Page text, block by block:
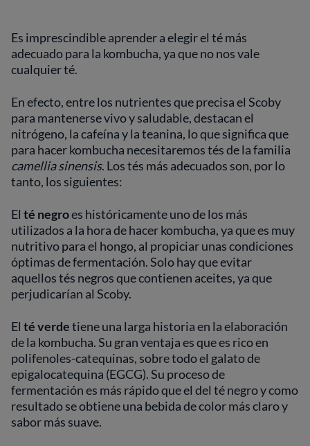
Es imprescindible aprender a elegir el té más
adecuado para la kombucha, ya que no nos vale
cualquier té.
En efecto, entre los nutrientes que precisa el Scoby
para mantenerse vivo y saludable, destacan el
nitrógeno, la cafeína y la teanina, lo que significa que
para hacer kombucha necesitaremos tés de la familia
camellia sinensis. Los tés más adecuados son, por lo
tanto, los siguientes:
El té negroes históricamente uno de los más
utilizados a la hora de hacer kombucha, ya que es muy
nutritivo para el hongo, al propiciar unas condiciones
óptimas de fermentación. Solo hay que evitar
aquellos tés negros que contienen aceites, ya que
perjudicarían al Scoby.
El té verdetiene una larga historia en la elaboración
de la kombucha. Su gran ventaja es que es rico en
polifenoles-catequinas, sobre todo el galato de
epigalocatequina (EGCG). Su proceso de
fermentación es más rápido que el del té negro y como
resultado se obtiene una bebida de color más claro y
sabor más suave.